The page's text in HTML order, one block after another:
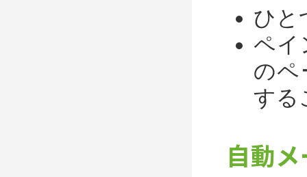
ひと
ペイ
のペ
する
自動